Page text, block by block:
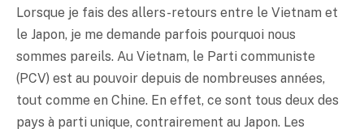
Lorsque je fais des allers-retours entre le Vietnam et
le Japon, je me demande parfois pourquoi nous
sommes pareils. Au Vietnam, le Parti communiste
(PCV) est au pouvoir depuis de nombreuses années,
tout comme en Chine. En effet, ce sont tous deux des
pays à parti unique, contrairement au Japon. Les